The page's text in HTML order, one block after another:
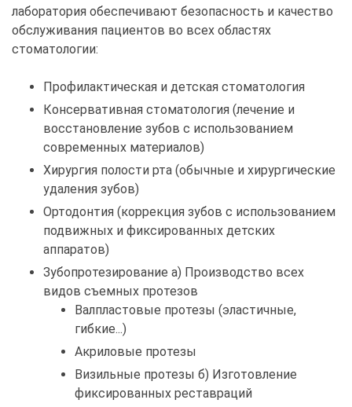
лаборатория обеспечивают безопасность и качество
обслуживания пациентов во всех областях
стоматологии:
Профилактическая и детская стоматология
Консервативная стоматология (лечение и
восстановление зубов с использованием
современных материалов)
Хирургия полости рта (обычные и хирургические
удаления зубов)
Ортодонтия (коррекция зубов с использованием
подвижных и фиксированных детских
аппаратов)
Зубопротезирование а) Производство всех
видов съемных протезов
Валпластовые протезы (эластичные,
гибкие...)
Акриловые протезы
Визильные протезы б) Изготовление
фиксированных реставраций